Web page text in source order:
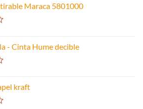
Maraca 5801000
- Cinta Hume decible
kraft